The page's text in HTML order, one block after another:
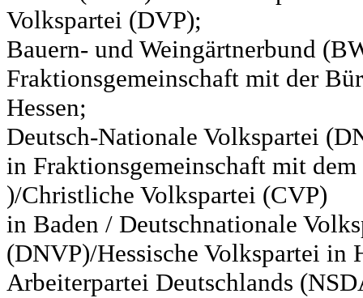
Volkspartei (DVP);
Bauern- und Weingärtnerbund
Fraktionsgemeinschaft mit der
Hessen;
Deutsch-Nationale Volkspartei
in Fraktionsgemeinschaft mit
)/Christliche Volkspartei (CVP)
in Baden / Deutschnationale
(DNVP)/Hessische Volkspartei in
Arbeiterpartei Deutschlands